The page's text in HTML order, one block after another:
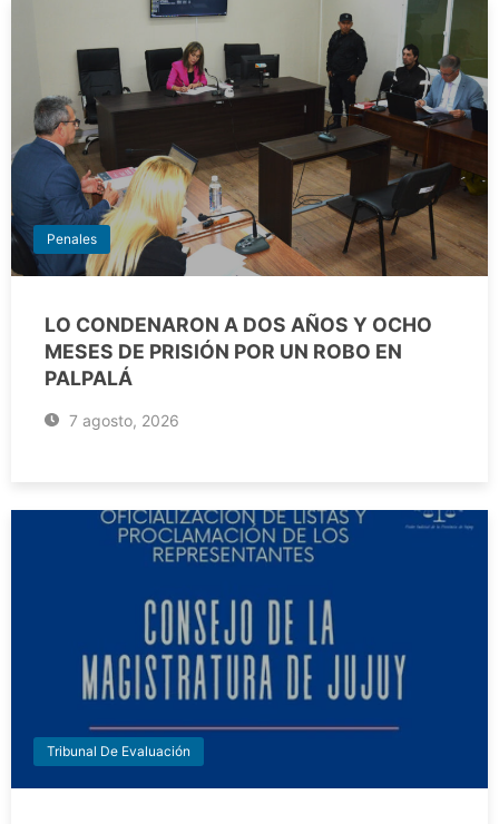
Penales
LO CONDENARON A DOS AÑOS Y OCHO
MESES DE PRISIÓN POR UN ROBO EN
PALPALÁ
7 agosto, 2026
Tribunal De Evaluación